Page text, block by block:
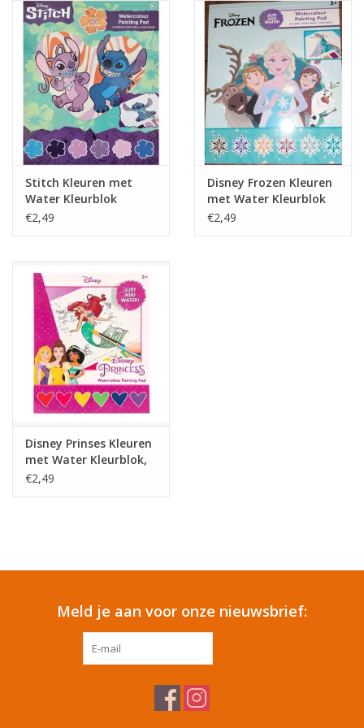
Reizen
Feestartikelen
School
Amusement
Vitaliteit
KAARTEN
Horloge
Tafelen
Kalenders
Keuken textiele
Stitch Kleuren met
Water Kleurblok
€2,49
Disney Frozen Kleuren
met Water Kleurblok
€2,49
Disney Prinses Kleuren
met Water Kleurblok,
27dlg.
€2,49
Meld je aan voor onze nieuwsbrief: